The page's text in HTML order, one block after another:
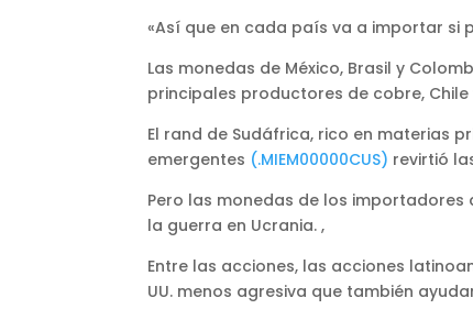
«Así que en cada país va a importar si
Las monedas de México, Brasil y
principales productores de cobre,
El rand de Sudáfrica, rico en materias
emergentes (.MIEM00000CUS) revirtió
Pero las monedas de los
la guerra en Ucrania. ,
Entre las acciones, las acciones
UU. menos agresiva que también